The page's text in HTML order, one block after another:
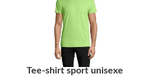
Tee-shirt sport unisexe